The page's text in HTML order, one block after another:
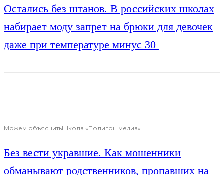
Остались без штанов. В российских школах
набирает моду запрет на брюки для девочек
даже при температуре минус 30
Можем объяснитьШкола «Полигон медиа»
Без вести укравшие. Как мошенники
обманывают родственников, пропавших на